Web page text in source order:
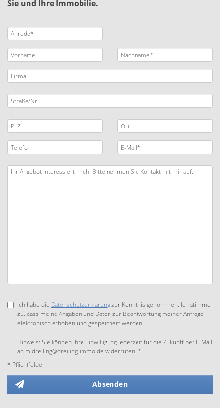
Sie und Ihre Immobilie.
Ich habe die Datenschutzerklärungzur Kenntnis genommen. Ich stimme
zu, dass meine Angaben und Daten zur Beantwortung meiner Anfrage
elektronisch erhoben und gespeichert werden.
Hinweis: Sie können Ihre Einwilligung jederzeit für die Zukunft per E-Mail
an m.dreiling@dreiling-immo.de widerrufen. *
* Pflichtfelder
Absenden